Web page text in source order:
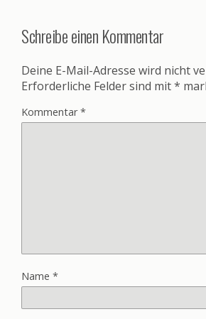
Schreibe einen Kommentar
Deine E-Mail-Adresse wird nicht
Erforderliche Felder sind mit*
Kommentar*
Name *